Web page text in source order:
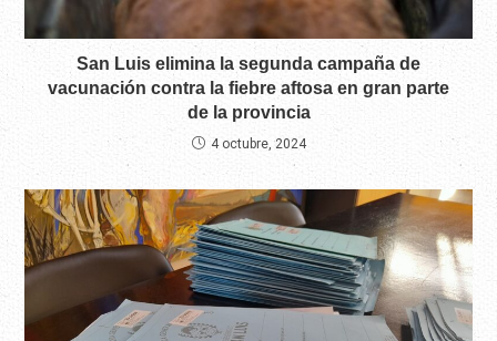
San Luis elimina la segunda campaña de
vacunación contra la fiebre aftosa en gran parte
de la provincia
4 octubre, 2024